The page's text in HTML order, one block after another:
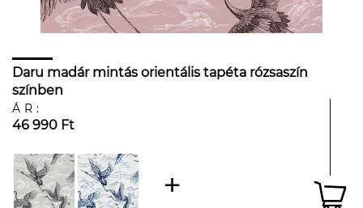
Daru madár mintás orientális tapéta rózsaszín
színben
ÁR:
46 990 Ft